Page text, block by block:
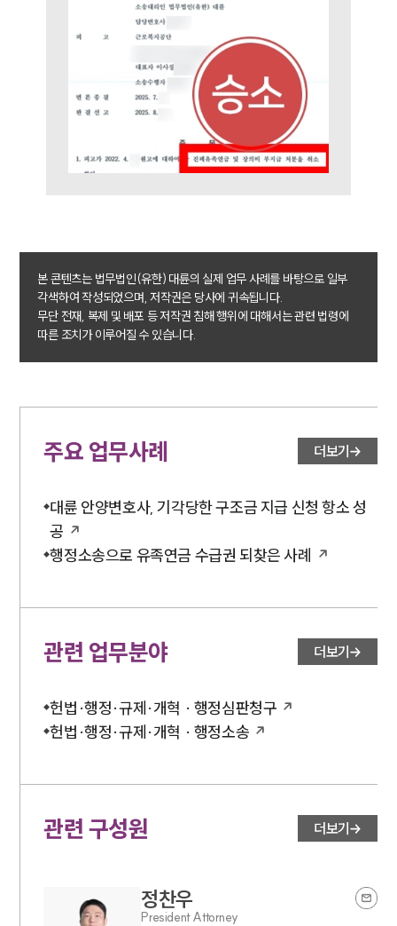
본 콘텐츠는 법무법인(유한) 대륜의 실제 업무 사례를 바탕으로 일부
각색하여 작성되었으며, 저작권은 당사에 귀속됩니다.
무단 전재, 복제 및 배포 등 저작권 침해 행위에 대해서는 관련 법령에
따른 조치가 이루어질 수 있습니다.
주요 업무사례 더보기
대륜 안양변호사, 기각당한 구조금 지급 신청 항소 성
공
행정소송으로 유족연금 수급권 되찾은 사례
관련 업무분야 더보기
헌법·행정·규제·개혁 · 행정심판청구
헌법·행정·규제·개혁 · 행정소송
관련 구성원 더보기
정찬우
President Attorney